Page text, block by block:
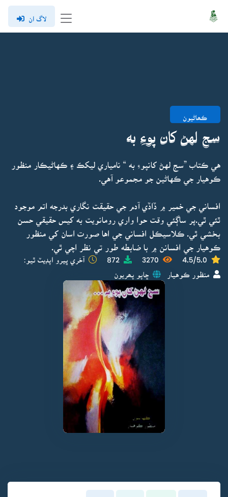
لاگ ان
ڪھاڻيون
سج لهڻ کان پوءِ به
هي ڪتاب ”سج لهڻ کانپوءِ به “ نامياري ليکڪ ۽ ڪهاڻيڪار منظور
ڪوهيار جي ڪهاڻين جو مجموعو آهي.
افساني جي خمير ۾ ڏاڏي آدم جي حقيقت نگاري بدرجه اتم موجود
ٿئي ٿي.پر ساڳئي وقت حوا واري رومانويت به کيس حقيقي حسن
بخشي ٿي. ڪلاسيڪل افساني جي اها صورت اسان کي منظور
ڪوهيار جي افسانن ۾ با ضابطه طور تي نظر اچي ٿي.
4.5/5.0
3270
872 آخري ڀيرو اپڊيٽ ٿيو:
منظور ڪوهيار ڇاپو پھريون